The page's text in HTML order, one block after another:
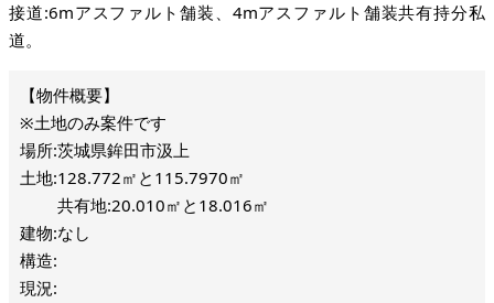
接道:6mアスファルト舗装、4mアスファルト舗装共有持分私
道。
※土地のみ案件です
場所:茨城県鉾田市汲上
土地:128.772㎡と115.7970㎡
共有地:20.010㎡と18.016㎡
建物:なし
構造:
現況: